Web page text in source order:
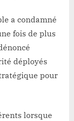
et
appelle
à
un
sécuritaire
a condamné
fois de plus
déployés
pour
lorsque